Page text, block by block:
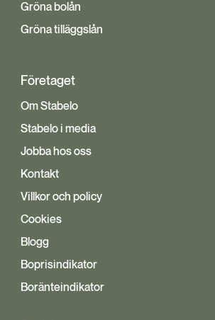
Gröna bolån
Gröna tilläggslån
Företaget
Om Stabelo
Stabelo i media
Jobba hos oss
Kontakt
Villkor och policy
Cookies
Blogg
Boprisindikator
Boränteindikator